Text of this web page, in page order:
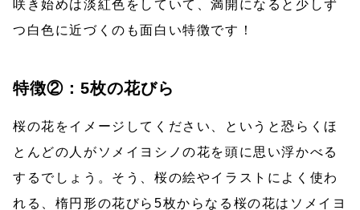
咲き始めは淡紅色をしていて、満開になると少しず
つ白色に近づくのも面白い特徴です！
特徴②：5枚の花びら
桜の花をイメージしてください、というと恐らくほ
とんどの人がソメイヨシノの花を頭に思い浮かべる
するでしょう。そう、桜の絵やイラストによく使わ
れる、楕円形の花びら5枚からなる桜の花はソメイヨ